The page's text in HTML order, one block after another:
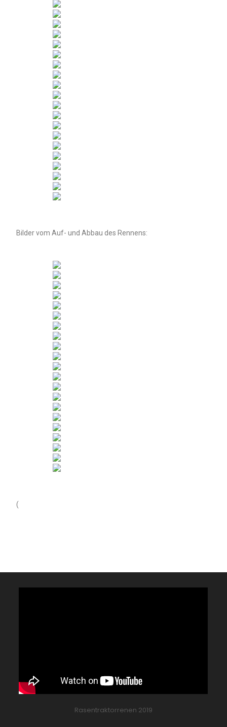
Bilder vom Auf- und Abbau des Rennens:
(
Rasentraktorrenen 2019